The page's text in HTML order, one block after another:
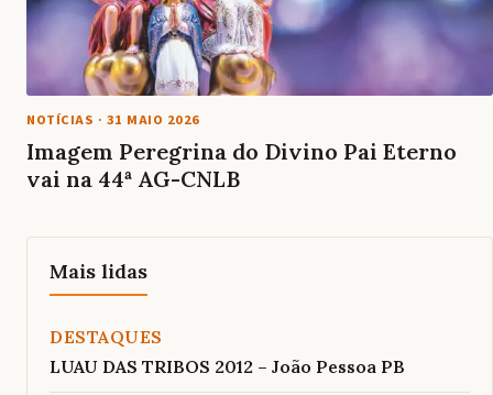
NOTÍCIAS · 31 MAIO 2026
Imagem Peregrina do Divino Pai Eterno
vai na 44ª AG-CNLB
Mais lidas
DESTAQUES
LUAU DAS TRIBOS 2012 – João Pessoa PB